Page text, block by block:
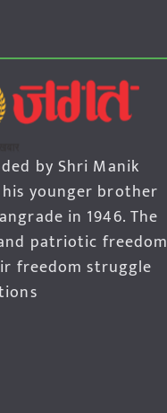
by Shri Manik
younger brother
in 1946. The
patriotic freedom
freedom struggle